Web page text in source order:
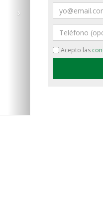
› Email
Teléfono
Acepto las